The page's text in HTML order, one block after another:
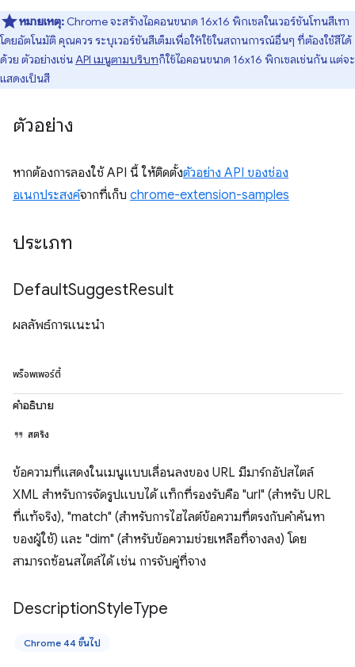
หมายเหตุ: Chrome จะสร้างไอคอนขนาด 16x16 พิกเซลในเวอร์ชันโทนสีเทา
โดยอัตโนมัติ คุณควร ระบุเวอร์ชันสีเต็มเพื่อให้ใช้ในสถานการณ์อื่นๆ ที่ต้องใช้สีได้
ด้วย ตัวอย่างเช่นAPI เมนูตามบริบทก็ใช้ไอคอนขนาด 16x16 พิกเซลเช่นกัน แต่จะ
แสดงเป็นสี
ตัวอย่าง
หากต้องการลองใช้ API นี้ ให้ติดตั้งตัวอย่าง API ของช่อง
อเนกประสงค์จากที่เก็บ chrome-extension-samples
ประเภท
DefaultSuggestResult
ผลลัพธ์การแนะนำ
พร็อพเพอร์ตี้
คำอธิบาย
สตริง
ข้อความที่แสดงในเมนูแบบเลื่อนลงของ URL มีมาร์กอัปสไตล์
XML สำหรับการจัดรูปแบบได้ แท็กที่รองรับคือ "url" (สำหรับ URL
ที่แท้จริง), "match" (สำหรับการไฮไลต์ข้อความที่ตรงกับคำค้นหา
ของผู้ใช้) และ "dim" (สำหรับข้อความช่วยเหลือที่จางลง) โดย
สามารถซ้อนสไตล์ได้ เช่น การจับคู่ที่จาง
DescriptionStyleType
Chrome 44 ขึ้นไป